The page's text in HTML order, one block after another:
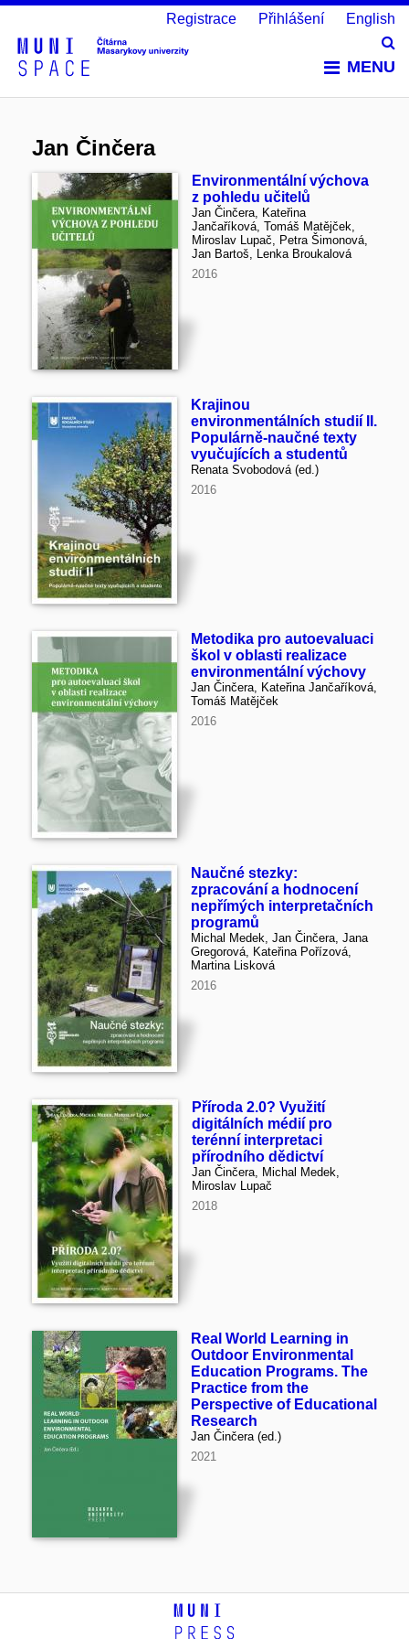
MENU
Registrace Přihlášení English
Jan Činčera
Environmentální výchova
z pohledu učitelů
Jan Činčera, Kateřina
Jančaříková, Tomáš Matějček,
Miroslav Lupač, Petra Šimonová,
Jan Bartoš, Lenka Broukalová
2016
Krajinou
environmentálních studií II.
Populárně-naučné texty
vyučujících a studentů
Renata Svobodová (ed.)
2016
Metodika pro autoevaluaci
škol v oblasti realizace
environmentální výchovy
Jan Činčera, Kateřina Jančaříková,
Tomáš Matějček
2016
Naučné stezky:
zpracování a hodnocení
nepřímých interpretačních
programů
Michal Medek, Jan Činčera, Jana
Gregorová, Kateřina Pořízová,
Martina Lisková
2016
Příroda 2.0? Využití
digitálních médií pro
terénní interpretaci
přírodního dědictví
Jan Činčera, Michal Medek,
Miroslav Lupač
2018
Real World Learning in
Outdoor Environmental
Education Programs. The
Practice from the
Perspective of Educational
Research
Jan Činčera (ed.)
2021